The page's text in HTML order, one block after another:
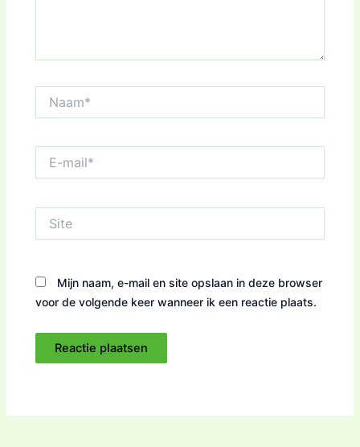
mail*
Mijn naam, e-mail en site opslaan in deze browser
voor de volgende keer wanneer ik een reactie plaats.